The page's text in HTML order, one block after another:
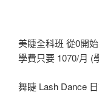
美睫全科班 從0開
學費只要 1070/月 (
舞睫 Lash Dance